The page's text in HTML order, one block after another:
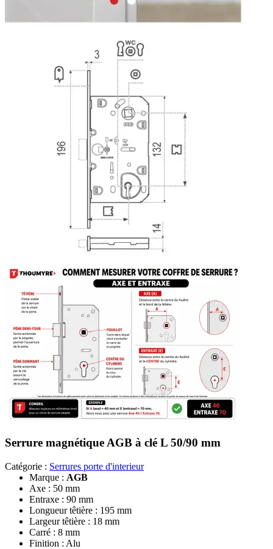
Serrure magnétique AGB à clé L 50/90 mm
Catégorie : Serrures porte d'interieur
Marque : AGB
Axe : 50 mm
Entraxe : 90 mm
Longueur têtière : 195 mm
Largeur têtière : 18 mm
Carré : 8 mm
Finition : Alu